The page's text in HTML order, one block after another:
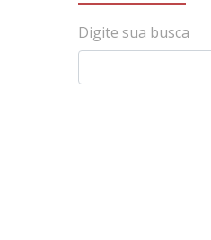
Digite sua busca